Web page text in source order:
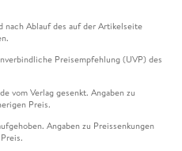
nach Ablauf des auf der Artikelseite
Preisempfehlung (UVP) des
vom Verlag gesenkt. Angaben zu
Preis.
Angaben zu Preissenkungen